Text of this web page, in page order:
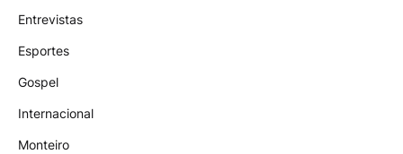
Entrevistas
Esportes
Gospel
Internacional
Monteiro